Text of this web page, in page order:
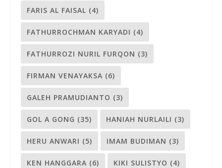
FARIS AL FAISAL (4)
FATHURROCHMAN KARYADI (4)
FATHURROZI NURIL FURQON (3)
FIRMAN VENAYAKSA (6)
GALEH PRAMUDIANTO (3)
GOL A GONG (35) HANIAH NURLAILI (3)
HERU ANWARI (5) IMAM BUDIMAN (3)
KEN HANGGARA (6) KIKI SULISTYO (4)